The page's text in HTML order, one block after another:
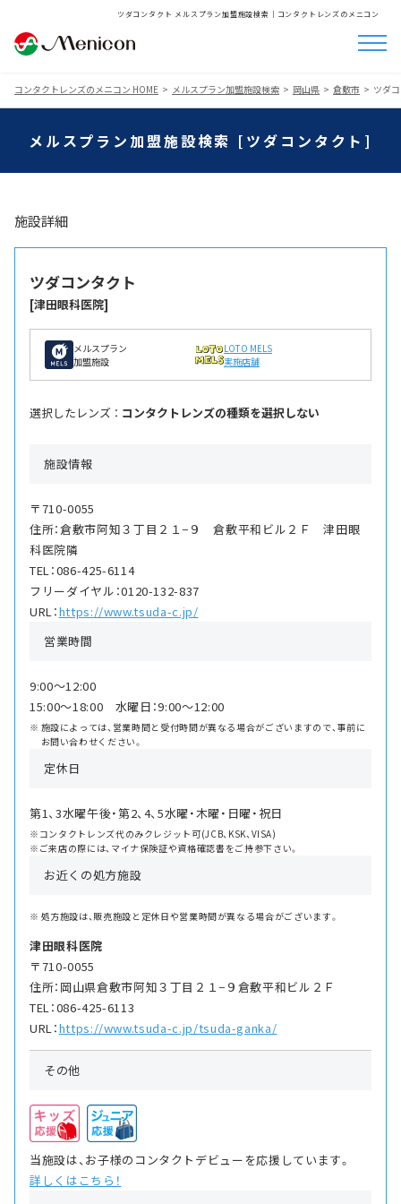
ツダコンタクト メルスプラン加盟施設検索│コンタクトレンズのメニコン
コンタクトレンズのメニコン HOME メルスプラン加盟施設検索 岡山県 倉敷市 ツダ
メルスプラン加盟施設検索 [ツダコンタクト]
施設詳細
ツダコンタクト
[津田眼科医院]
メルスプラン
加盟施設
LOTO MELS
実施店舗
選択したレンズ ： コンタクトレンズの種類を選択しない
施設情報
〒710-0055
住所：倉敷市阿知３丁目２１−９ 倉敷平和ビル２Ｆ 津田眼
科医院隣
TEL：086-425-6114
フリーダイヤル：0120-132-837
URL：https://www.tsuda-c.jp/
営業時間
9:00〜12:00
15:00〜18:00 水曜日：9:00〜12:00
施設によっては、営業時間と受付時間が異なる場合がございますので、事前に
お問い合わせください。
定休日
第1、3水曜午後・第2、4、5水曜・木曜・日曜・祝日
※コンタクトレンズ代のみクレジット可(JCB、KSK、VISA)
※ご来店の際には、マイナ保険証や資格確認書をご持参下さい。
お近くの処方施設
処方施設は、販売施設と定休日や営業時間が異なる場合がございます。
津田眼科医院
〒710-0055
住所：岡山県倉敷市阿知３丁目２１−９倉敷平和ビル２Ｆ
TEL：086-425-6113
URL：https://www.tsuda-c.jp/tsuda-ganka/
その他
当施設は、お子様のコンタクトデビューを応援しています。
詳しくはこちら！